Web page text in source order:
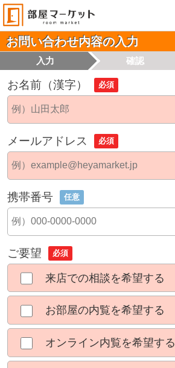
お問い合わせ内容の入力
入力 確認
お名前（漢字） 必須
メールアドレス 必須
携帯番号 任意
ご要望 必須
来店での相談を希望する
お部屋の内覧を希望する
オンライン内覧を希望する